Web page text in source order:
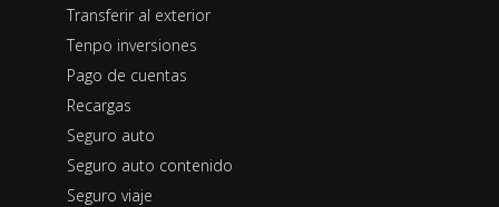
Transferir al exterior
Tenpo inversiones
Pago de cuentas
Recargas
Seguro auto
Seguro auto contenido
Seguro viaje